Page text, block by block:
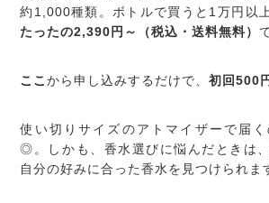
約1,000種類。ボトルで買うと1万円以
たったの2,390円～（税込・送料無料）
ここから申し込みするだけで、初回500
使い切りサイズのアトマイザーで届
◎。しかも、香水選びに悩んだときは
自分の好みに合った香水を見つけられま